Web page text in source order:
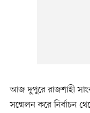
আজ দুপুরে রাজশাহী
সম্মেলন করে নির্বাচন